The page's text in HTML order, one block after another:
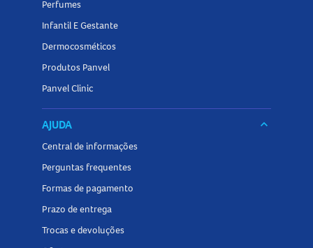
Perfumes
Infantil E Gestante
Dermocosméticos
Produtos Panvel
Panvel Clinic
AJUDA keyboard_arrow_down
Central de informações
Perguntas frequentes
Formas de pagamento
Prazo de entrega
Trocas e devoluções